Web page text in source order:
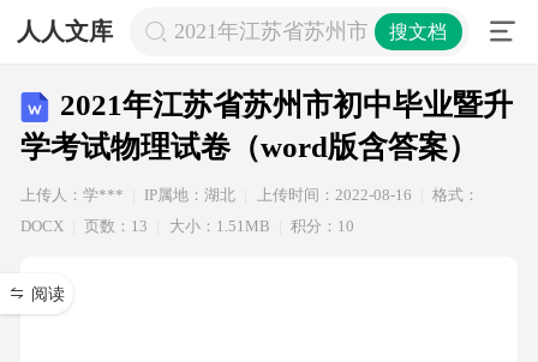
人人文库 2021年江苏省苏州市初中毕业暨升学
搜文档
2021年江苏省苏州市初中毕业暨升
学考试物理试卷（word版含答案）
上传人：学*** IP属地：湖北 上传时间：2022-08-16
格式：
DOCX
页数：13 大小：1.51MB 积分：10
阅读